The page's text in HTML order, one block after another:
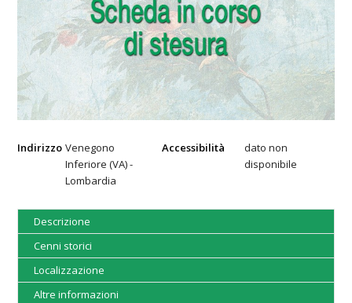
Indirizzo Venegono
Inferiore (VA) -
Lombardia
Accessibilità
dato non
disponibile
Descrizione
Cenni storici
Localizzazione
Altre informazioni